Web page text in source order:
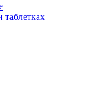
таблетках